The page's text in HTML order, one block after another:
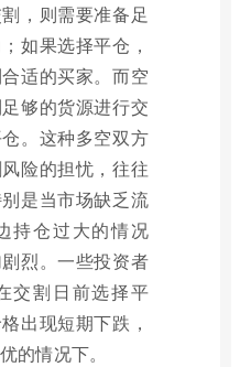
，则需要准备足
如果选择平仓，
适的买家。而空
够的货源进行交
。这种多空双方
险的担忧，往往
是当市场缺乏流
持仓过大的情况
烈。一些投资者
交割日前选择平
出现短期下跌，
的情况下。